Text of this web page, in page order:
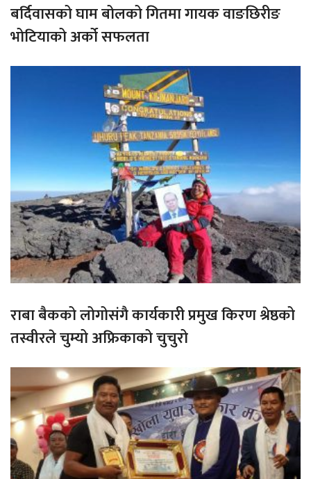
बर्दिवासको घाम बोलको गितमा गायक वाङछिरीङ
भोटियाको अर्को सफलता
राबा बैकको लोगोसंगै कार्यकारी प्रमुख किरण श्रेष्ठको
तस्वीरले चुम्यो अफ्रिकाको चुचुरो